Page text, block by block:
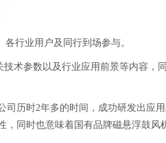
行业用户及同行到场参与。
术参数以及行业应用前景等内容，
历时2年多的时间，成功研发出应
同时也意味着国有品牌磁悬浮鼓风